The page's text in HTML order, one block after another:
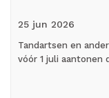
25 jun 2026
Tandartsen en
vóór 1 juli aantonen